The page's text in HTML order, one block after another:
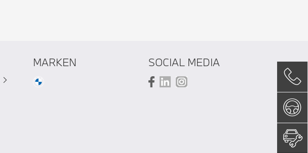
MARKEN SOCIAL MEDIA